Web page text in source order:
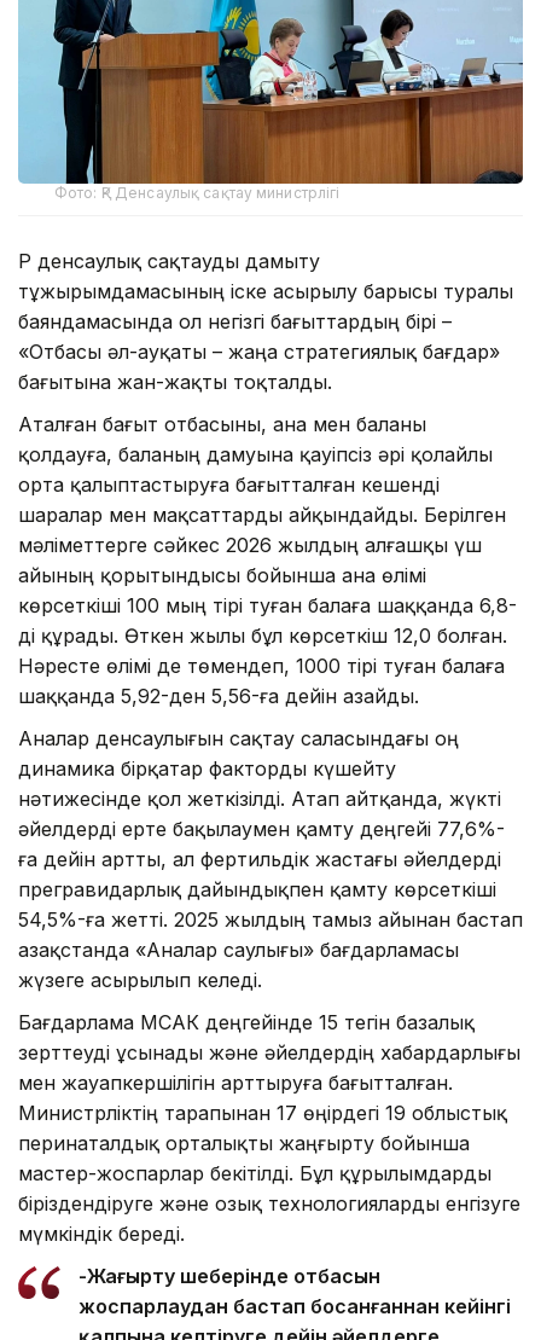
Фото: ҚР Денсаулық сақтау министрлігі
ҚР денсаулық сақтауды дамыту
тұжырымдамасының іске асырылу барысы туралы
баяндамасында ол негізгі бағыттардың бірі –
«Отбасы әл-ауқаты – жаңа стратегиялық бағдар»
бағытына жан-жақты тоқталды.
Аталған бағыт отбасыны, ана мен баланы
қолдауға, баланың дамуына қауіпсіз әрі қолайлы
орта қалыптастыруға бағытталған кешенді
шаралар мен мақсаттарды айқындайды. Берілген
мәліметтерге сәйкес 2026 жылдың алғашқы үш
айының қорытындысы бойынша ана өлімі
көрсеткіші 100 мың тірі туған балаға шаққанда 6,8-
ді құрады. Өткен жылы бұл көрсеткіш 12,0 болған.
Нәресте өлімі де төмендеп, 1000 тірі туған балаға
шаққанда 5,92-ден 5,56-ға дейін азайды.
Аналар денсаулығын сақтау саласындағы оң
динамика бірқатар факторды күшейту
нәтижесінде қол жеткізілді. Атап айтқанда, жүкті
әйелдерді ерте бақылаумен қамту деңгейі 77,6%-
ға дейін артты, ал фертильдік жастағы әйелдерді
прегравидарлық дайындықпен қамту көрсеткіші
54,5%-ға жетті. 2025 жылдың тамыз айынан бастап
Қазақстанда «Аналар саулығы» бағдарламасы
жүзеге асырылып келеді.
Бағдарлама МСАК деңгейінде 15 тегін базалық
зерттеуді ұсынады және әйелдердің хабардарлығы
мен жауапкершілігін арттыруға бағытталған.
Министрліктің тарапынан 17 өңірдегі 19 облыстық
перинаталдық орталықты жаңғырту бойынша
мастер-жоспарлар бекітілді. Бұл құрылымдарды
біріздендіруге және озық технологияларды енгізуге
мүмкіндік береді.
-Жаңғырту шеңберінде отбасын
жоспарлаудан бастап босанғаннан кейінгі